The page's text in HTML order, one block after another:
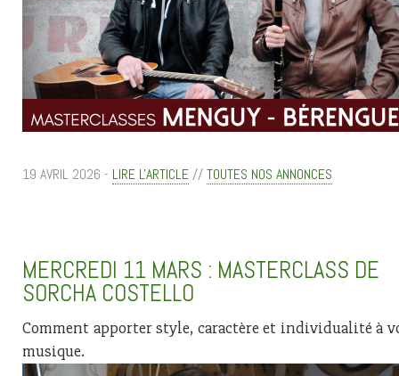
19 AVRIL 2026 - LIRE L'ARTICLE // TOUTES NOS ANNONCES
MERCREDI 11 MARS : MASTERCLASS DE
SORCHA COSTELLO
Comment apporter style, caractère et individualité à
musique.